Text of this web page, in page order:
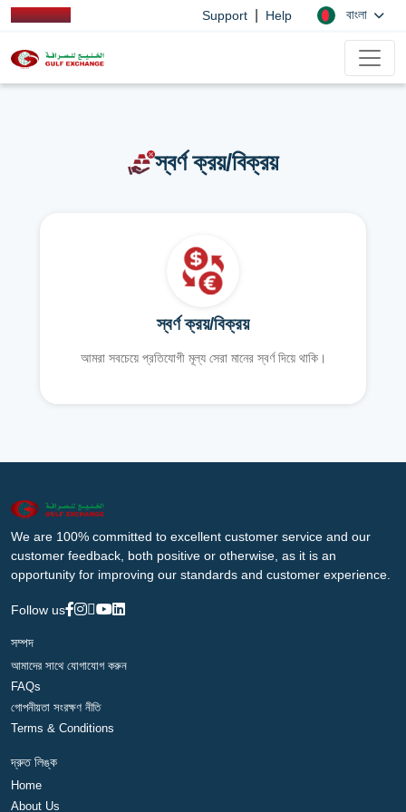
Support Help বাংলা
স্বর্ণ ক্রয়/বিক্রয়
স্বর্ণ ক্রয়/বিক্রয়
আমরা সবচেয়ে প্রতিযোগী মূল্য সেরা মানের স্বর্ণ দিয়ে থাকি।
We are 100% committed to excellent customer service and our
customer feedback, both positive or otherwise, as it is an
opportunity for improving our standards and customer experience.
Follow us
সম্পদ
আমাদের সাথে যোগাযোগ করুন
FAQs
গোপনীয়তা সংরক্ষণ নীতি
Terms & Conditions
দ্রুত লিঙ্ক
Home
About Us